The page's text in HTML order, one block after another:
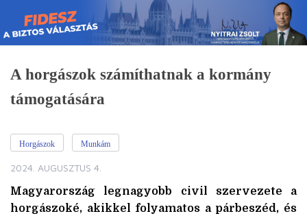
Skip
to
content
A horgászok számíthatnak a kormány
támogatására
Horgászok Munkám
2024. AUGUSZTUS 4.
Magyarország legnagyobb civil szervezete a
horgászoké, akikkel folyamatos a párbeszéd, és